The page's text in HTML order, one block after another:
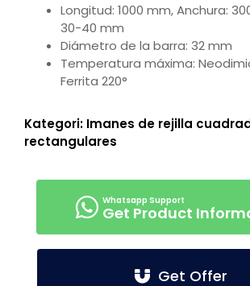
Longitud: 1000 mm, Anchura:
30-40 mm
Diámetro de la barra: 32 mm
Temperatura máxima:
Ferrita 220°
Kategori: Imanes de rejilla
rectangulares
Get Product
Get Offer